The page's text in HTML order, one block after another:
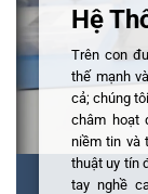
Hệ
Trên con
thế mạnh
cả; chúng
châm hoạt
niềm tin và
thuật uy tín
tay nghề